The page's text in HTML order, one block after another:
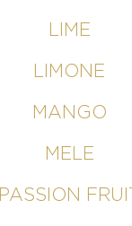
LIME
LIMONE
MANGO
MELE
PASSION FRUIT